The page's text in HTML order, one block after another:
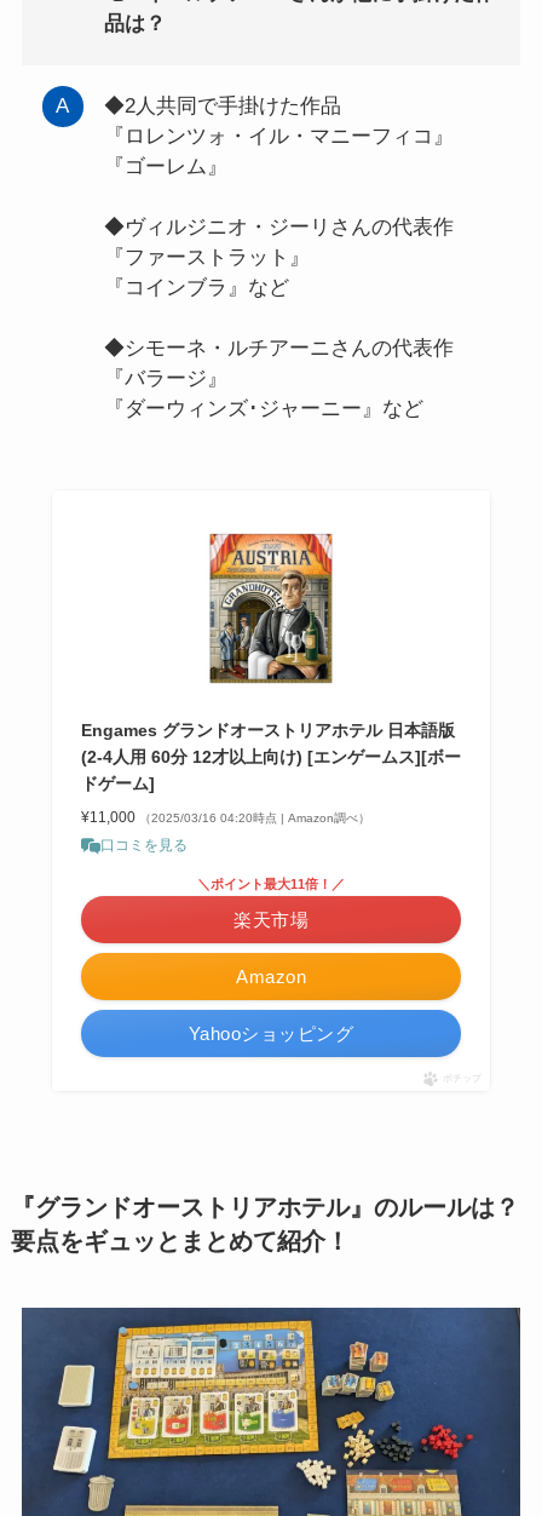
品は？
◆2人共同で手掛けた作品
『ロレンツォ・イル・マニーフィコ』
『ゴーレム』
◆ヴィルジニオ・ジーリさんの代表作
『ファーストラット』
『コインブラ』など
◆シモーネ・ルチアーニさんの代表作
『バラージ』
『ダーウィンズ･ジャーニー』など
Engames グランドオーストリアホテル 日本語版
(2-4人用 60分 12才以上向け) [エンゲームス][ボー
ドゲーム]
¥11,000 （2025/03/16 04:20時点 | Amazon調べ）
口コミを見る
Amazon
＼ポイント最大11倍！／
楽天市場
Yahooショッピング
ポチップ
『グランドオーストリアホテル』のルールは？
要点をギュッとまとめて紹介！